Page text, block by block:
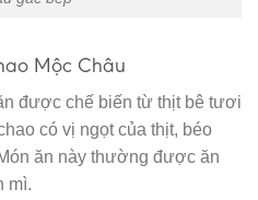
Mộc Châu
được chế biến từ thịt bê tươi
có vị ngọt của thịt, béo
ăn này thường được ăn
mì.